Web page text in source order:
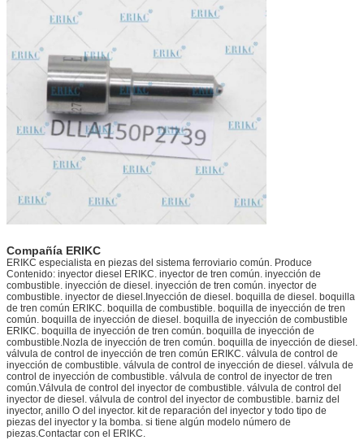
Compañía ERIKC
ERIKC especialista en piezas del sistema ferroviario común. Produce
Contenido: inyector diesel ERIKC. inyector de tren común. inyección de
combustible. inyección de diesel. inyección de tren común. inyector de
combustible. inyector de diesel.Inyección de diesel. boquilla de diesel. boquilla
de tren común ERIKC. boquilla de combustible. boquilla de inyección de tren
común. boquilla de inyección de diesel. boquilla de inyección de combustible
ERIKC. boquilla de inyección de tren común. boquilla de inyección de
combustible.Nozla de inyección de tren común. boquilla de inyección de diesel.
válvula de control de inyección de tren común ERIKC. válvula de control de
inyección de combustible. válvula de control de inyección de diesel. válvula de
control de inyección de combustible. válvula de control de inyector de tren
común.Válvula de control del inyector de combustible. válvula de control del
inyector de diesel. válvula de control del inyector de combustible. barniz del
inyector, anillo O del inyector. kit de reparación del inyector y todo tipo de
piezas del inyector y la bomba. si tiene algún modelo número de
piezas.Contactar con el ERIKC.